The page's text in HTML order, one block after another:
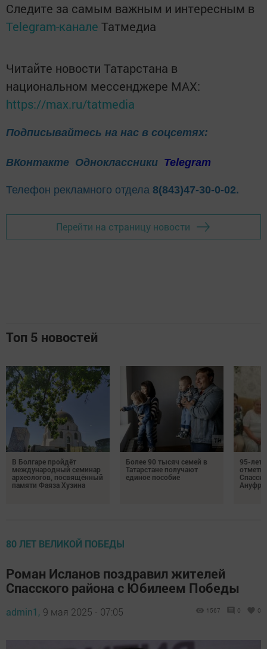
Следите за самым важным и интересным в
Telegram-канале Татмедиа
Читайте новости Татарстана в
национальном мессенджере MАХ:
https://max.ru/tatmedia
Подписывайтесь на нас в соцсетях:
ВКонтакте Одноклассники Telegram
Телефон рекламного отдела 8(843)47-30-0-02.
Перейти на страницу новости
Топ 5 новостей
В Болгаре пройдёт
международный семинар
археологов, посвящённый
памяти Фаяза Хузина
Более 90 тысяч семей в
Татарстане получают
единое пособие
95-
80 ЛЕТ ВЕЛИКОЙ ПОБЕДЫ
Роман Исланов поздравил жителей
Спасского района с Юбилеем Победы
admin1, 9 мая 2025 - 07:05 1567 0 0